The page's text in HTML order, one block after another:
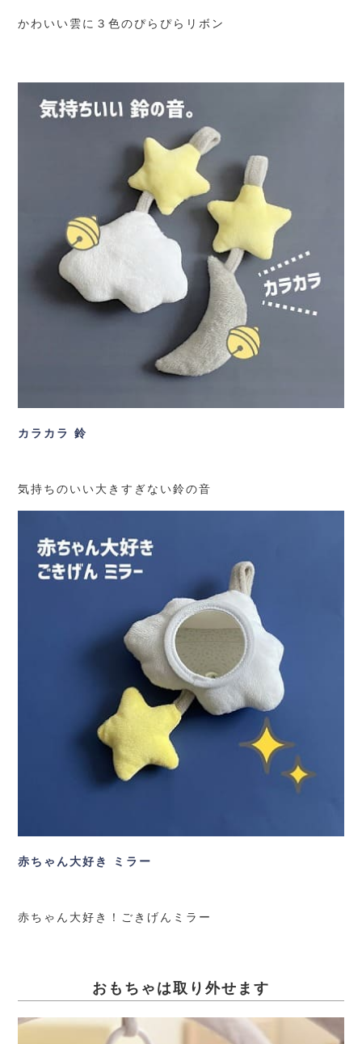
かわいい雲に３色のぴらぴらリボン
カラカラ 鈴
気持ちのいい大きすぎない鈴の音
赤ちゃん大好き ミラー
赤ちゃん大好き！ごきげんミラー
おもちゃは取り外せます